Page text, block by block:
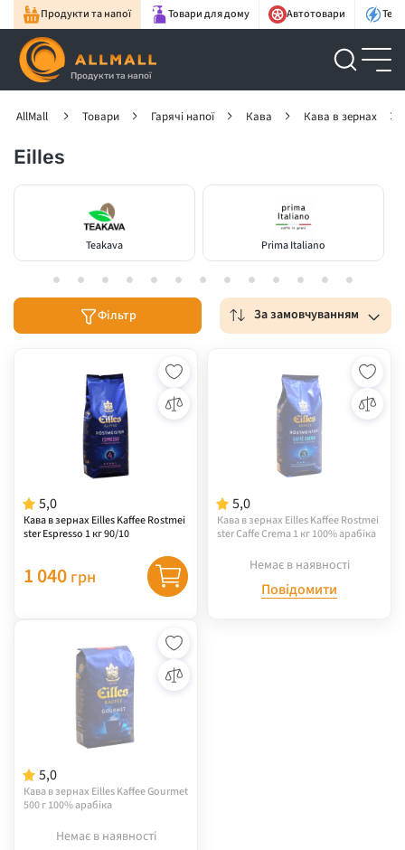
Продукти та напої Товари для дому Автотовари
Продукти та напої
AllMall Товари Гарячі напої Кава Кава в зернах
Eilles
Teakava Prima Italiano
Фільтр За замовчуванням
5,0
Кава в зернах Eilles Kaffee Rostmei
ster Espresso 1 кг 90/10
1 040 грн
5,0
Кава в зернах Eilles Kaffee Rostmei
ster Caffe Crema 1 кг 100% арабіка
Немає в наявності
Повідомити
5,0
Кава в зернах Eilles Kaffee Gourmet
500 г 100% арабіка
Немає в наявності